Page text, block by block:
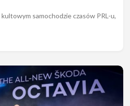
kultowym samochodzie czasów PRL-u,